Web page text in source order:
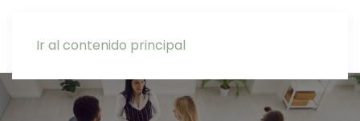
Ir al contenido principal